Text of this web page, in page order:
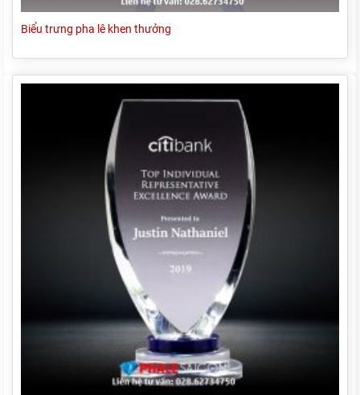
Biểu trưng pha lê khen thưởng